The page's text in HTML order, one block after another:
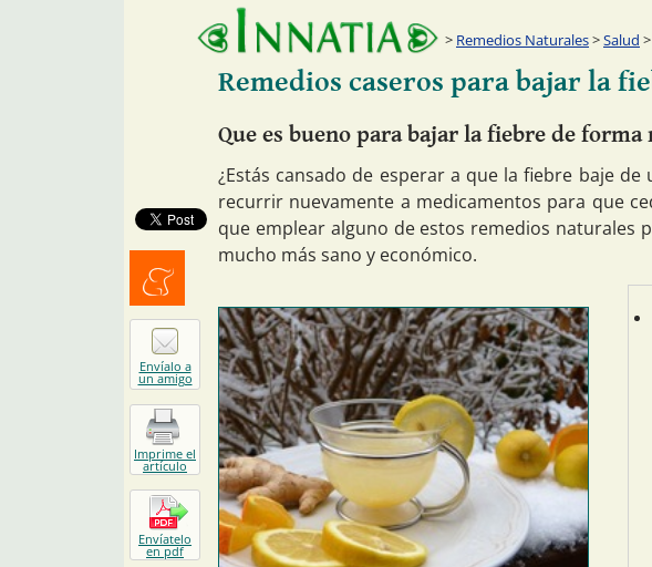
Remedios Naturales>Salud >
Remedios caseros para bajar la
Que es bueno para bajar la fiebre de
¿Estás cansado de esperar a que la fiebre baje de
recurrir nuevamente a medicamentos para que
que emplear alguno de estos remedios naturales
mucho más sano y económico.
Menéalo
Envíalo a
un amigo
Imprime el
artículo
Envíatelo
en pdf